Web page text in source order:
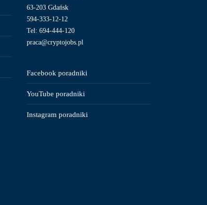
63-203 Gdańsk
594-333-12-12
Tel: 694-444-120
praca@cryptojobs.pl
Facebook poradniki
YouTube poradniki
Instagram poradniki